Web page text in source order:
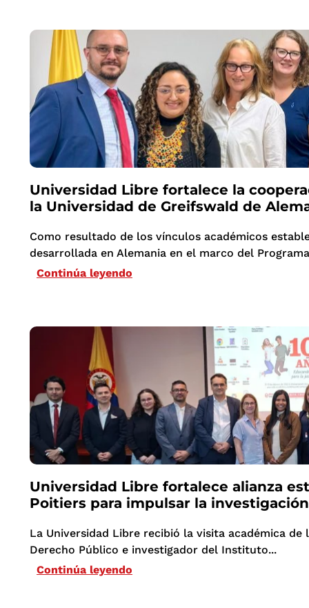
Universidad Libre fortalece la
la Universidad de Greifswald de
Como resultado de los vínculos académicos
desarrollada en Alemania en el marco del
Continúa leyendo
Universidad Libre fortalece alianza
Poitiers para impulsar la
La Universidad Libre recibió la visita académica
Derecho Público e investigador del Instituto...
Continúa leyendo